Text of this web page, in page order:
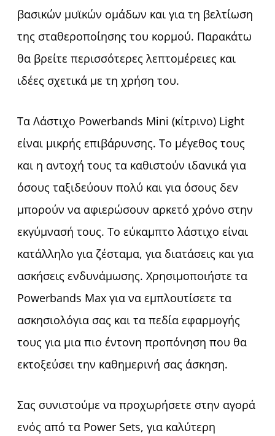
βασικών μυϊκών ομάδων και για τη βελτίωση
της σταθεροποίησης του κορμού. Παρακάτω
θα βρείτε περισσότερες λεπτομέρειες και
ιδέες σχετικά με τη χρήση του.
Τα Λάστιχο Powerbands Mini (κίτρινο) Light
είναι μικρής επιβάρυνσης. To μέγεθος τους
και η αντοχή τους τα καθιστούν ιδανικά για
όσους ταξιδεύουν πολύ και για όσους δεν
μπορούν να αφιερώσουν αρκετό χρόνο στην
εκγύμνασή τους. Το εύκαμπτο λάστιχο είναι
κατάλληλο για ζέσταμα, για διατάσεις και για
ασκήσεις ενδυνάμωσης. Χρησιμοποιήστε τα
Powerbands Max για να εμπλουτίσετε τα
ασκησιολόγια σας και τα πεδία εφαρμογής
τους για μια πιο έντονη προπόνηση που θα
εκτοξεύσει την καθημερινή σας άσκηση.
Σας συνιστούμε να προχωρήσετε στην αγορά
ενός από τα Power Sets, για καλύτερη